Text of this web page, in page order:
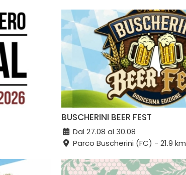
BUSCHERINI BEER FEST
Dal 27.08 al 30.08
Parco Buscherini (FC) - 21.9 km